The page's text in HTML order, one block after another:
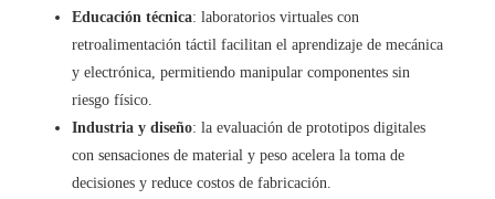
Educación técnica: laboratorios virtuales con
retroalimentación táctil facilitan el aprendizaje de mecánica
y electrónica, permitiendo manipular componentes sin
riesgo físico.
Industria y diseño: la evaluación de prototipos digitales
con sensaciones de material y peso acelera la toma de
decisiones y reduce costos de fabricación.